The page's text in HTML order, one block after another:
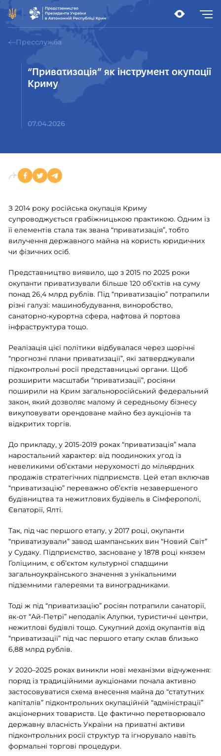
Пресслужба
“Приватизація” як інструмент окупації
Криму
07.04.2026
З 2014 року російська окупація Криму
супроводжується грабіжницькою практикою. Одним із
її елементів стала так звана “приватизація”, тобто
вилучення державного майна на користь юридичних
чи фізичних осіб.
Представництво виявило, що з 2015 по 2025 роки
окупанти приватизували більше 120 обʼєктів на суму
понад 26,4 млрд рублів. Під “приватизацію” потрапили
різні галузі: машинобудування, виноробство,
санаторно-курортна сфера, нафтова й портова
інфраструктура тощо.
Реалізація цієї політики відбувалася через щорічні
“прогнозні плани приватизації”, які затверджували
підконтрольні росії представницькі органи. Щоб
розширити масштаби “приватизації”, росіяни
поширили на Крим загальноросійський федеральний
закон, який дозволяє малому й середньому бізнесу
викуповувати орендоване майно без аукціонів та
відкритих торгів.
До прикладу, у 2015-2019 роках “приватизація” мала
наростальний характер: від поодиноких угод із
невеликими об’єктами нерухомості до мільярдних
продажів стратегічних підприємств. Цей етап включав
“приватизацію” переважно об’єктів незавершеного
будівництва та нежитлових будівель в Сімферополі,
Євпаторії, Ялті.
Так, під час першого етапу, у 2017 році, окупанти
“приватизували” завод шампанських вин “Новий Світ”
у Судаку. Підприємство, засноване у 1878 році князем
Голіциним, є об’єктом культурної спадщини
загальноукраїнського значення з унікальними
підземними галереями та виноградниками.
Тоді ж під “приватизацію” росіян потрапили санаторії,
як-от “Ай-Петрі” неподалік Алупки, туристичні центри,
нежитлові будівлі тощо. Сукупний дохід окупантів від
“приватизації” під час першого етапу склав близько
6,88 млрд рублів.
У 2020–2025 роках виникли нові механізми відчуження:
поряд із традиційними аукціонами почала активно
застосовуватися схема внесення майна до “статутних
капіталів” підконтрольних окупаційній “адміністрації”
акціонерних товариств. Це фактично перетворювало
державну власність України на приватні активи
підконтрольних росії структур та ігнорувало навіть
формальні торгові процедури.